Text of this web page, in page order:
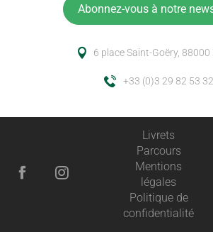
Abonnez-vous à notre
6 place Saint-Goëry, 88000
+33 (0)3 29 82 53 32
Livrets
Parcours
Mentions
légales
Politique de
confidentialité